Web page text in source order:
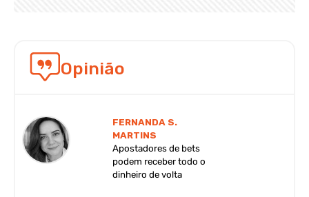
Opinião
FERNANDA S.
MARTINS
Apostadores de bets
podem receber todo o
dinheiro de volta